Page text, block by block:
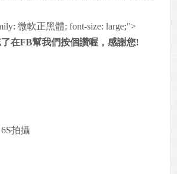
微軟正黑體; font-size: large;">
在FB幫我們按個讚喔，感謝您!
拍攝